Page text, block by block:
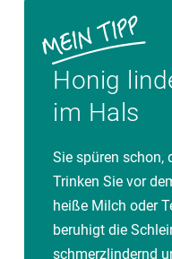
Honig
im Hals
Sie spüren schon,
Trinken Sie vor
heiße Milch oder
beruhigt die
schmerzlindernd